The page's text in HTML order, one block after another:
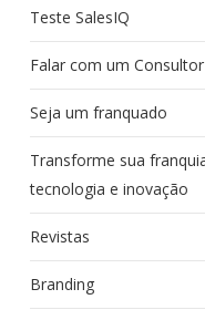
Teste SalesIQ
Falar com um Consultor
Seja um franquado
Transforme sua
tecnologia e inovação
Revistas
Branding